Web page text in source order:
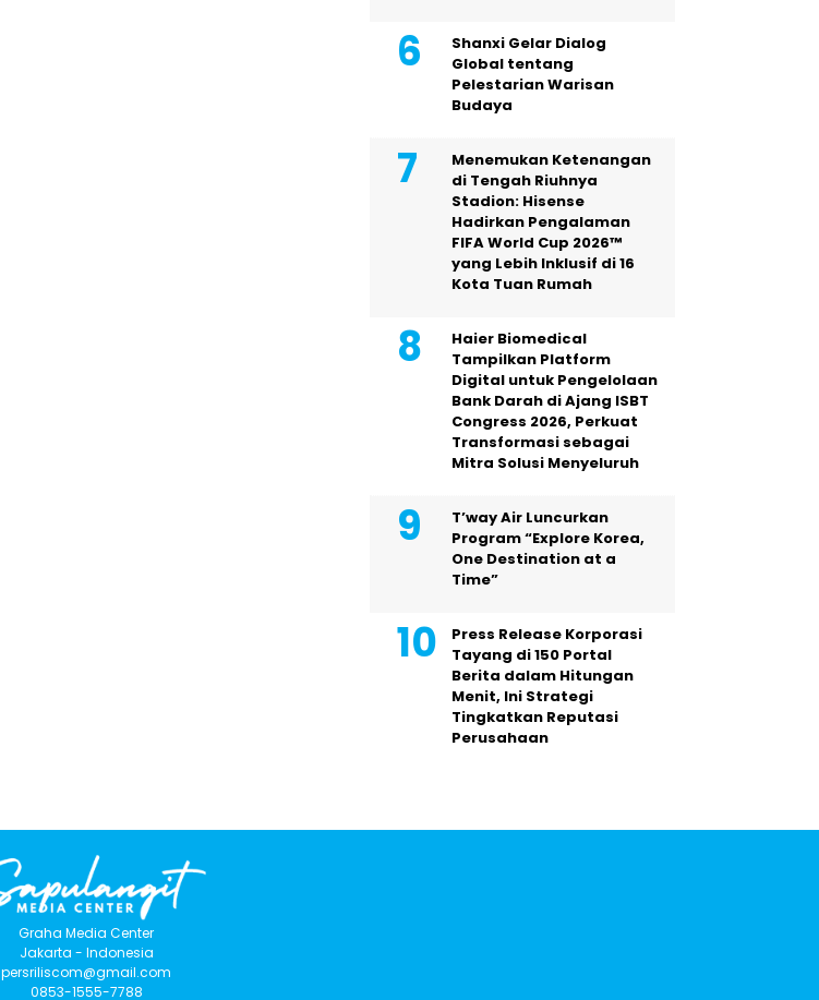
Shanxi Gelar Dialog
Global tentang
Pelestarian Warisan
Budaya
Menemukan Ketenangan
di Tengah Riuhnya
Stadion: Hisense
Hadirkan Pengalaman
FIFA World Cup 2026™
yang Lebih Inklusif di 16
Kota Tuan Rumah
Haier Biomedical
Tampilkan Platform
Digital untuk Pengelolaan
Bank Darah di Ajang ISBT
Congress 2026, Perkuat
Transformasi sebagai
Mitra Solusi Menyeluruh
T’way Air Luncurkan
Program “Explore Korea,
One Destination at a
Time”
Press Release Korporasi
Tayang di 150 Portal
Berita dalam Hitungan
Menit, Ini Strategi
Tingkatkan Reputasi
Perusahaan
Graha Media Center
Jakarta - Indonesia
persriliscom@gmail.com
0853-1555-7788